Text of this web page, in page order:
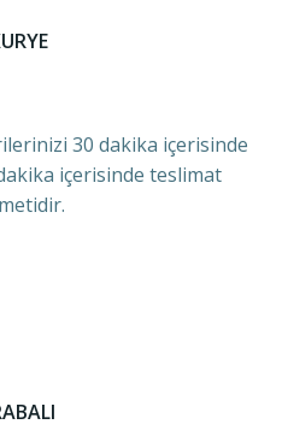
30 dakika içerisinde
içerisinde teslimat